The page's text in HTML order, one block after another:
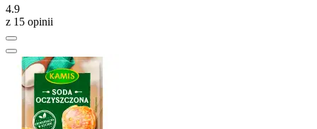
4.9
z 15 opinii